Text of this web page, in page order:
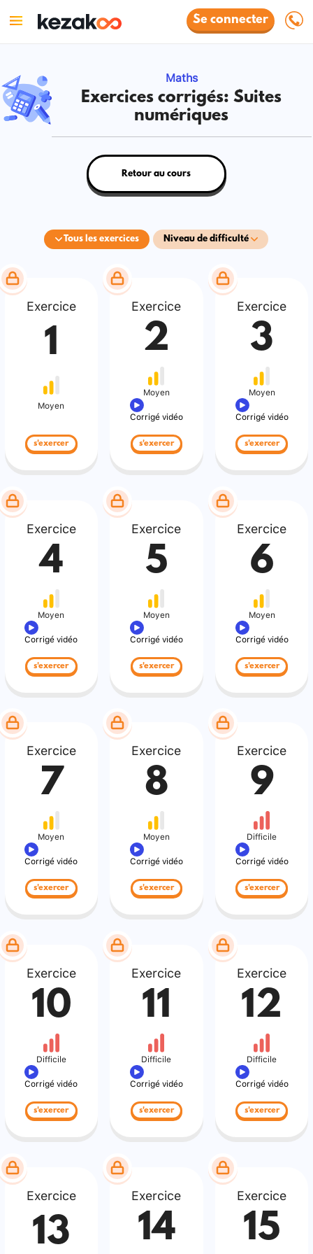
Se connecter
Maths
Exercices corrigés: Suites
numériques
Tous les exercices Niveau de difficulté
Retour au cours
Exercice
1
Moyen
s'exercer
Exercice
2
Moyen
Corrigé vidéo
s'exercer
Exercice
3
Moyen
Corrigé vidéo
s'exercer
Exercice
4
Moyen
Corrigé vidéo
s'exercer
Exercice
5
Moyen
Corrigé vidéo
s'exercer
Exercice
6
Moyen
Corrigé vidéo
s'exercer
Exercice
7
Moyen
Corrigé vidéo
s'exercer
Exercice
8
Moyen
Corrigé vidéo
s'exercer
Exercice
9
Difficile
Corrigé vidéo
s'exercer
Exercice
10
Difficile
Corrigé vidéo
s'exercer
Exercice
11
Difficile
Corrigé vidéo
s'exercer
Exercice
12
Difficile
Corrigé vidéo
s'exercer
Exercice
13
Exercice
14
Exercice
15